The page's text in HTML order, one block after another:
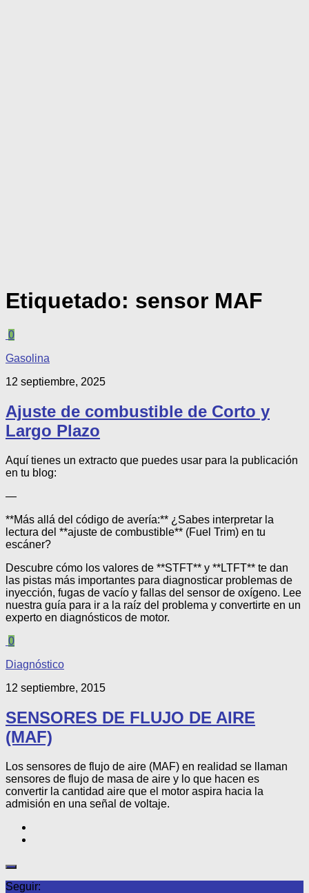
Etiquetado: sensor MAF
0
Gasolina
12 septiembre, 2025
Ajuste de combustible de Corto y
Largo Plazo
Aquí tienes un extracto que puedes usar para la publicación
en tu blog:
—
**Más allá del código de avería:** ¿Sabes interpretar la
lectura del **ajuste de combustible** (Fuel Trim) en tu
escáner?
Descubre cómo los valores de **STFT** y **LTFT** te dan
las pistas más importantes para diagnosticar problemas de
inyección, fugas de vacío y fallas del sensor de oxígeno. Lee
nuestra guía para ir a la raíz del problema y convertirte en un
experto en diagnósticos de motor.
0
Diagnóstico
12 septiembre, 2015
SENSORES DE FLUJO DE AIRE
(MAF)
Los sensores de flujo de aire (MAF) en realidad se llaman
sensores de flujo de masa de aire y lo que hacen es
convertir la cantidad aire que el motor aspira hacia la
admisión en una señal de voltaje.
Seguir: